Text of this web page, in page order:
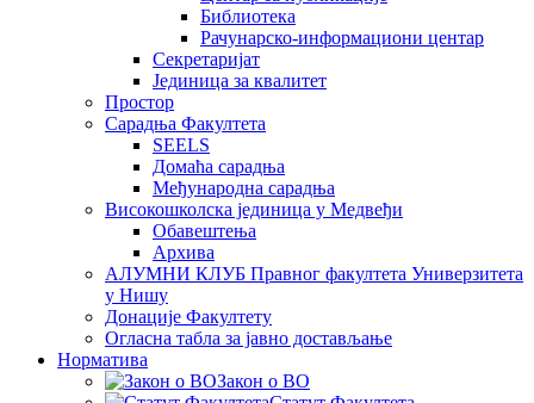
Библиотека
Рачунарско-информациони центар
Секретаријат
Јединица за квалитет
Простор
Сарадња Факултета
SEELS
Домаћа сарадња
Међународна сарадња
Високошколска јединица у Медвеђи
Обавештења
Архива
АЛУМНИ КЛУБ Правног факултета Универзитета
у Нишу
Донације Факултету
Огласна табла за јавно достављање
Норматива
Закон о ВО